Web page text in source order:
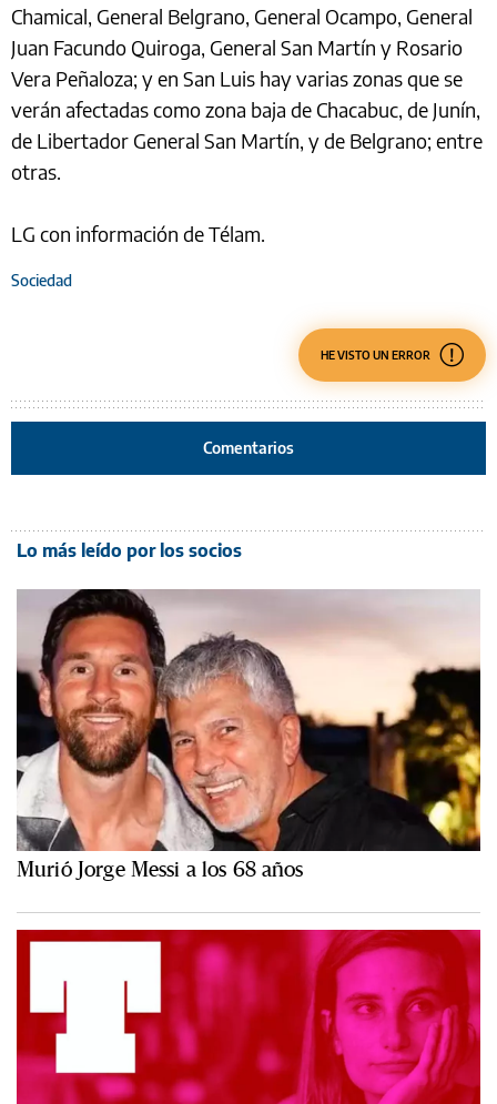
Chamical, General Belgrano, General Ocampo, General
Juan Facundo Quiroga, General San Martín y Rosario
Vera Peñaloza; y en San Luis hay varias zonas que se
verán afectadas como zona baja de Chacabuc, de Junín,
de Libertador General San Martín, y de Belgrano; entre
otras.
LG con información de Télam.
Sociedad
HE VISTO UN ERROR
Comentarios
Lo más leído por los socios
Murió Jorge Messi a los 68 años